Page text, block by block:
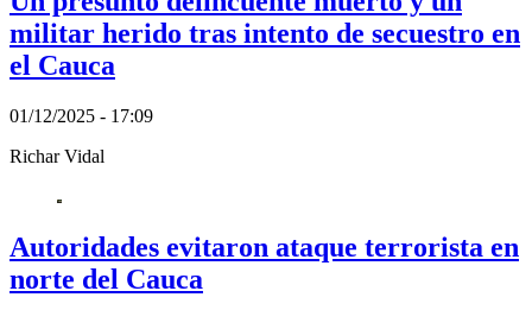
militar herido tras intento de secuestro en
el Cauca
01/12/2025 - 17:09
Richar Vidal
Autoridades evitaron ataque terrorista en
norte del Cauca